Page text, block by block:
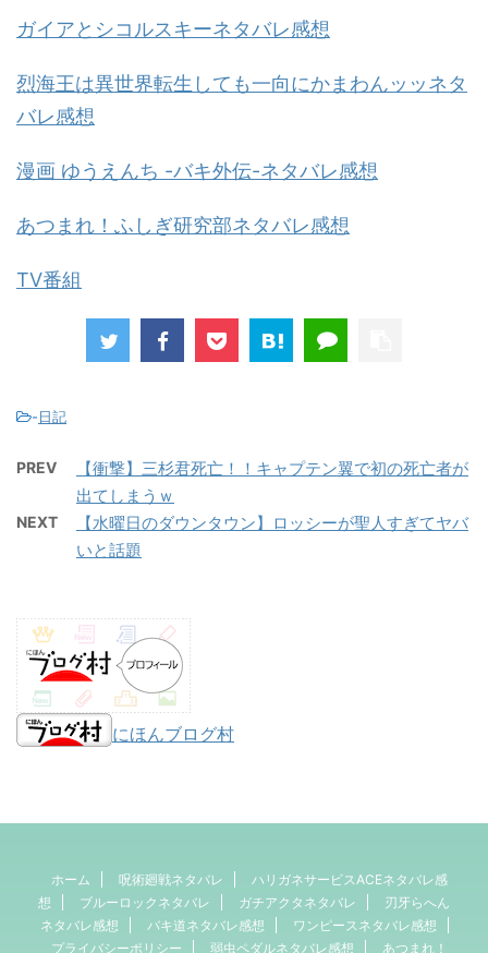
ガイアとシコルスキーネタバレ感想
烈海王は異世界転生しても一向にかまわんッッネタ
バレ感想
漫画 ゆうえんち -バキ外伝-ネタバレ感想
あつまれ！ふしぎ研究部ネタバレ感想
TV番組
-日記
PREV
【衝撃】三杉君死亡！！キャプテン翼で初の死亡者が
出てしまうｗ
NEXT
【水曜日のダウンタウン】ロッシーが聖人すぎてヤバ
いと話題
にほんブログ村
ホーム 呪術廻戦ネタバレ
ハリガネサービスACEネタバレ感
想
ブルーロックネタバレ ガチアクタネタバレ
刃牙らへん
ネタバレ感想
バキ道ネタバレ感想
ワンピースネタバレ感想
プライバシーポリシー
弱虫ペダルネタバレ感想 あつまれ！